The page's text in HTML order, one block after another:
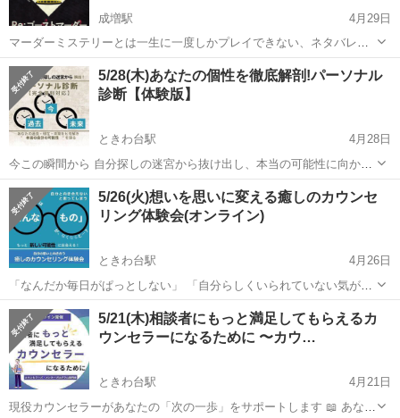
成増駅
4月29日
マーダーミステリーとは一生に一度しかプレイできない、ネタバレ厳
禁の参加型ミステリーです。 初心者の方には当日、GMが詳しく解説
します！ ※マーダーミステリーは連絡のやりとりが必要なため、原則
Twiplaからの参加申請とさ...
東京 板橋区 成増駅 その他 会場
5/28(木)あなたの個性を徹底解剖!パーソナル
診断【体験版】
ときわ台駅
4月28日
今この瞬間から 自分探しの迷宮から抜け出し、本当の可能性に向かっ
て歩き出せる たった30分で人生が変わる？！ オンライン 「パーソナ
ル診断」体験会 上級心理カウンセラーが あなたの過去・現在・未来を
紐解き、真の姿...
東京 板橋区 ときわ台駅 その他
5/26(火)想いを思いに変える癒しのカウンセ
リング体験会(オンライン)
ときわ台駅
4月26日
「なんだか毎日がぱっとしない」 「自分らしくいられていない気がす
る」 「もっとこうなったらいいのに…」 もし今、そう感じているな
ら、それはあなたが「今より良い自分になりたい」と願っている証拠
かもしれません。 ...
東京 板橋区 ときわ台駅 その他 思い
5/21(木)相談者にもっと満足してもらえるカ
ウンセラーになるために 〜カウ…
ときわ台駅
4月21日
現役カウンセラーがあなたの「次の一歩」をサポートします 📖 あなた